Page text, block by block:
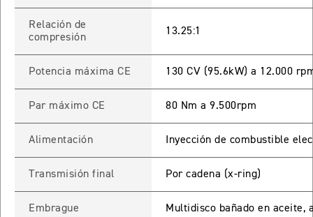
Precio desde $11.690.000
NEWTRIDENT 800
STREET TRIPLE 765 RX
Precio desde $15.890.000
Relación de
compresión
13.25:1
Potencia máxima CE 130 CV (95.6kW) a 12.000
Par máximo CE 80 Nm a 9.500rpm
Alimentación Inyección de combustible
Transmisión final Por cadena (x-ring)
Embrague Multidisco bañado en aceite,